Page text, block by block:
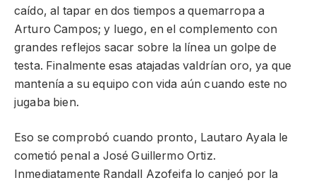
caído, al tapar en dos tiempos a quemarropa a
Arturo Campos; y luego, en el complemento con
grandes reflejos sacar sobre la línea un golpe de
testa. Finalmente esas atajadas valdrían oro, ya que
mantenía a su equipo con vida aún cuando este no
jugaba bien.
Eso se comprobó cuando pronto, Lautaro Ayala le
cometió penal a José Guillermo Ortiz.
Inmediatamente Randall Azofeifa lo canjeó por la